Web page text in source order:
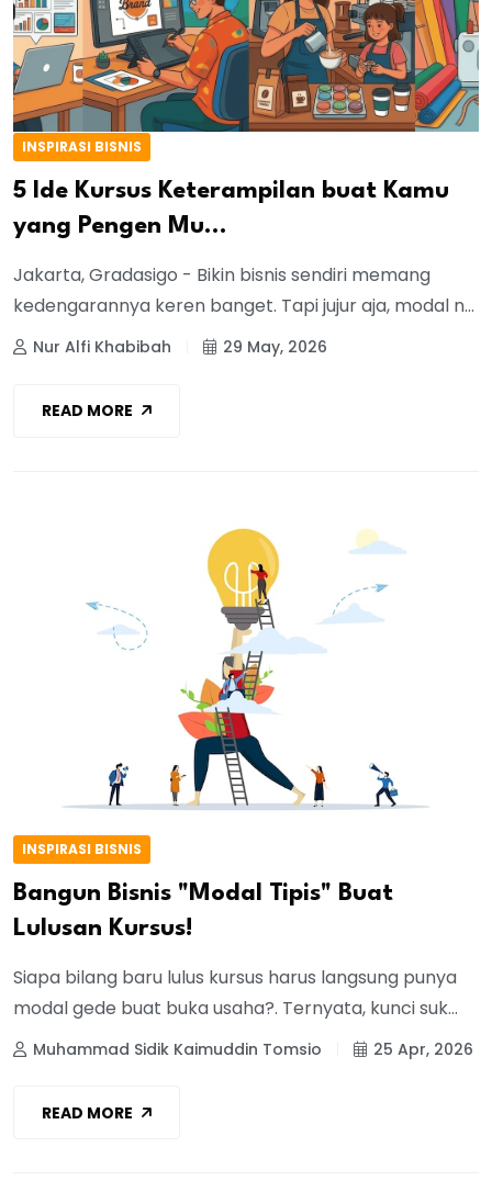
INSPIRASI BISNIS
5 Ide Kursus Keterampilan buat Kamu
yang Pengen Mu...
Jakarta, Gradasigo - Bikin bisnis sendiri memang
kedengarannya keren banget. Tapi jujur aja, modal n...
Nur Alfi Khabibah 29 May, 2026
READ MORE
INSPIRASI BISNIS
Bangun Bisnis "Modal Tipis" Buat
Lulusan Kursus!
Siapa bilang baru lulus kursus harus langsung punya
modal gede buat buka usaha?. Ternyata, kunci suk...
Muhammad Sidik Kaimuddin Tomsio 25 Apr, 2026
READ MORE